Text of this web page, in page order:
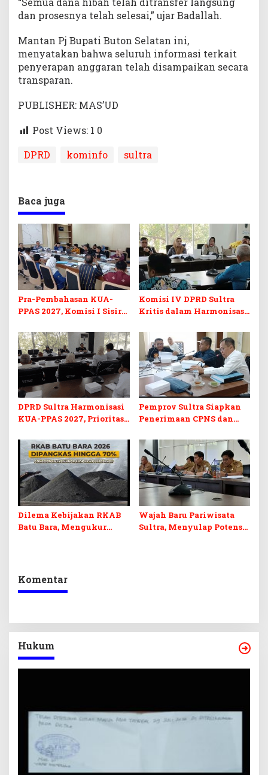
dan prosesnya telah selesai,” ujar Badallah.
Mantan Pj Bupati Buton Selatan ini,
menyatakan bahwa seluruh informasi terkait
penyerapan anggaran telah disampaikan secara
transparan.
PUBLISHER: MAS’UD
Post Views: 1 0
DPRD
kominfo sultra
Baca juga
Pra-Pembahasan KUA-
PPAS 2027, Komisi I Sisir
Berkelanjutan
Komisi IV DPRD Sultra
Kritis dalam Harmonisasi
Perubahan APBD 2026
DPRD Sultra Harmonisasi
KUA-PPAS 2027, Prioritas
dan Pelunasan Utang
Infrastruktur
Pemprov Sultra Siapkan
Penerimaan CPNS dan
Desak Formasi Disabilitas
Dilema Kebijakan RKAB
Batu Bara, Mengukur
Wajah Baru Pariwisata
Sultra, Menyulap Potensi
Komentar
Hukum